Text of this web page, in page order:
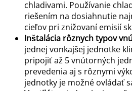
chladivami. Používanie
riešením na dosiahnutie
cieľov pri znižovaní emisií
Inštalácia rôznych typov
jednej vonkajšej jednotke
pripojiť až 5 vnútorných
prevedenia aj s rôznymi
jednotky je možné ovládať